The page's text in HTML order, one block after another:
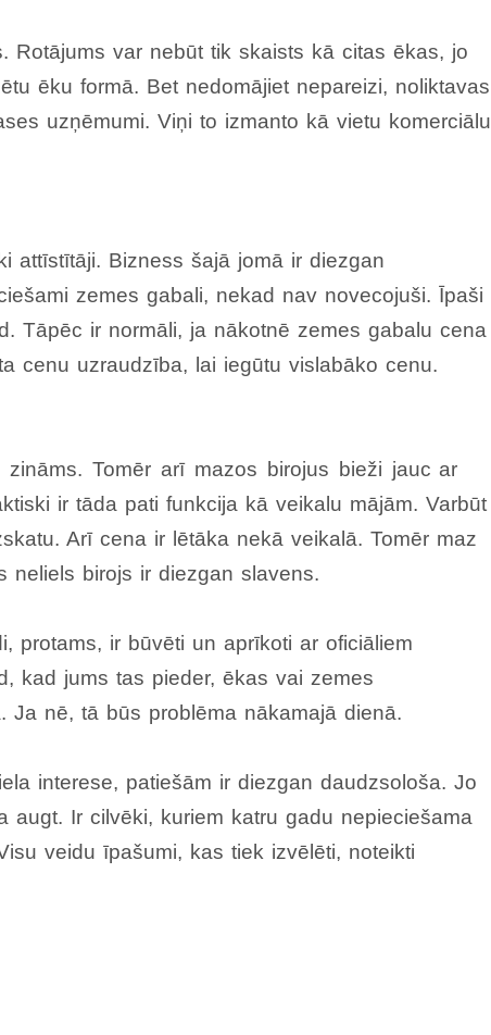
Rotājums var nebūt tik skaists kā citas ēkas, jo
ēku formā. Bet nedomājiet nepareizi, noliktavas
uzņēmumi. Viņi to izmanto kā vietu komerciālu
attīstītāji. Bizness šajā jomā ir diezgan
zemes gabali, nekad nav novecojuši. Īpaši
Tāpēc ir normāli, ja nākotnē zemes gabalu cena
cenu uzraudzība, lai iegūtu vislabāko cenu.
Tomēr arī mazos birojus bieži jauc ar
ir tāda pati funkcija kā veikalu mājām. Varbūt
Arī cena ir lētāka nekā veikalā. Tomēr maz
neliels birojs ir diezgan slavens.
protams, ir būvēti un aprīkoti ar oficiāliem
kad jums tas pieder, ēkas vai zemes
Ja nē, tā būs problēma nākamajā dienā.
interese, patiešām ir diezgan daudzsološa. Jo
augt. Ir cilvēki, kuriem katru gadu nepieciešama
veidu īpašumi, kas tiek izvēlēti, noteikti